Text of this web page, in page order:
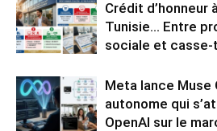
Crédit d’honneur
Tunisie… Entre
sociale et
Meta lance Muse
autonome qui
OpenAI sur le